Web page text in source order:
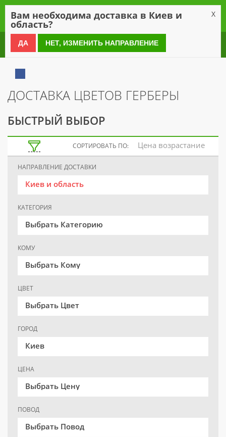
0 800 21 54 55
ДОСТАВКА ЦВЕТОВ ГЕРБЕРЫ
БЫСТРЫЙ ВЫБОР
СОРТИРОВАТЬ ПО: Цена возрастание
НАПРАВЛЕНИЕ ДОСТАВКИ
Киев и область
КАТЕГОРИЯ
Выбрать Категорию
КОМУ
Выбрать Кому
ЦВЕТ
Выбрать Цвет
ГОРОД
Киев
ЦЕНА
Выбрать Цену
ПОВОД
Выбрать Повод
Вам необходима доставка в Киев и
область?
X
ДА НЕТ, ИЗМЕНИТЬ НАПРАВЛЕНИЕ